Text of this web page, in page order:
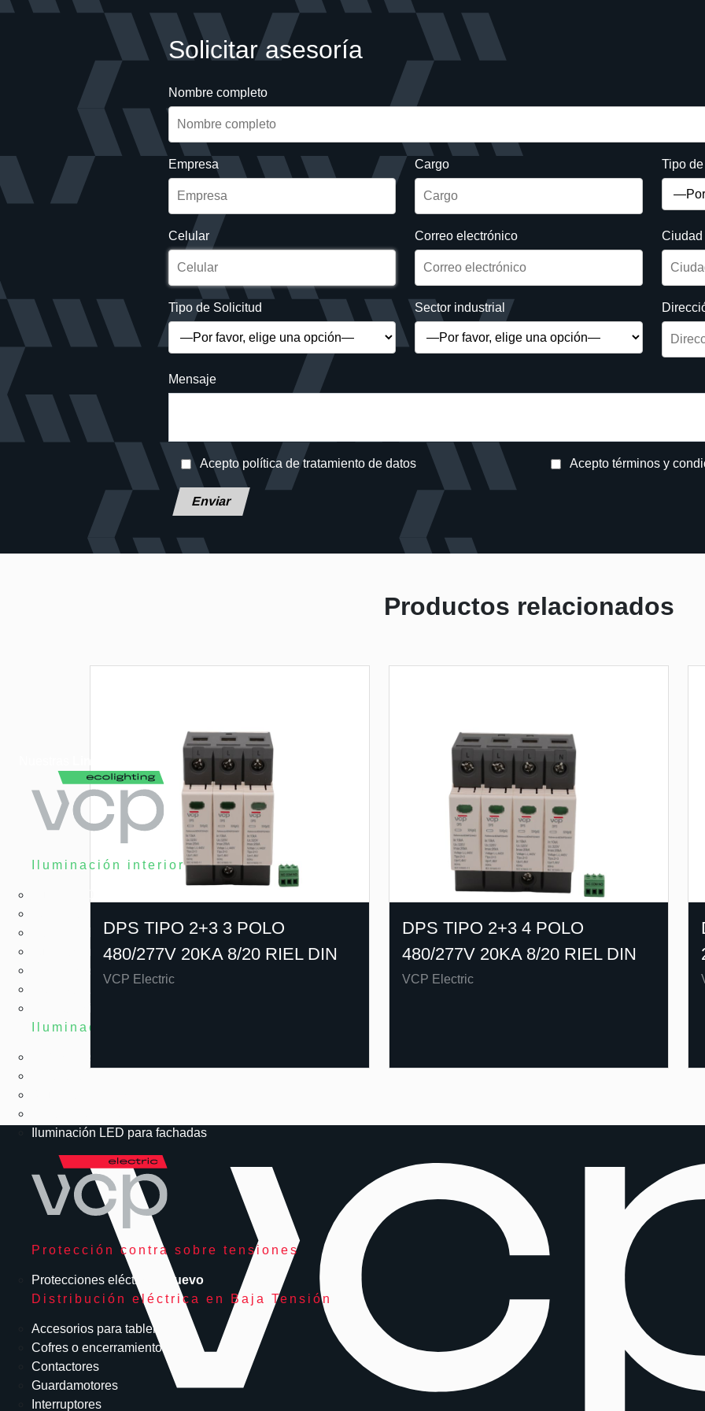
Solicitar asesoría
Nombre completo
Empresa Cargo Tipo
Celular Correo electrónico Ciudad
Tipo de Solicitud Sector industrial
Mensaje
Acepto política de tratamiento de datos Acepto términos y
Deja este campo en blanco, por favor.
Productos relacionados
DPS TIPO 2+3 3 POLO
480/277V 20KA 8/20 RIEL DIN
VCP Electric
DPS TIPO 2+3 4 POLO
480/277V 20KA 8/20 RIEL DIN
VCP Electric
Lineas
Iluminación interior
Paneles LED
Iluminación LED arquitectónica
Herméticas LED
Emergencia LED
Iluminación exterior
Reflectores LED
Iluminación LED para fachadas
Protección contra sobre tensiones
Protecciones eléctricas
Nuevo
Distribución eléctrica en Baja Tensión
Accesorios para tableros
Cofres o encerramientos
Contactores
Guardamotores
Interruptores